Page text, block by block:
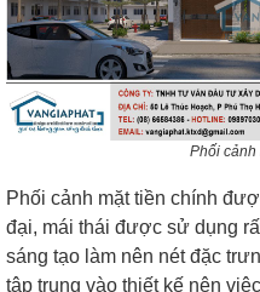
Phối cảnh
Phối cảnh mặt tiền chính
đại, mái thái được sử dụng
sáng tạo làm nên nét đặc
tập trung vào thiết kế nên